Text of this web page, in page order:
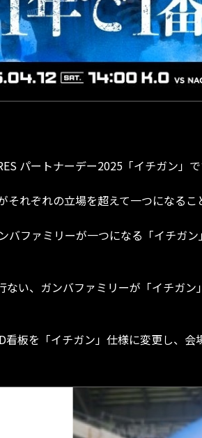
パートナーデー2025「イチガン」
れぞれの立場を超えて一つになる
ファミリーが一つになる「イチガ
い、ガンバファミリーが「イチガ
板を「イチガン」仕様に変更し、